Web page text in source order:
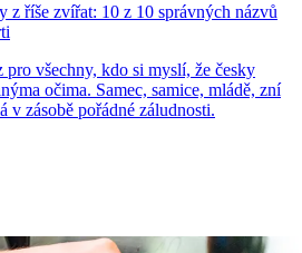
z říše zvířat: 10 z 10 správných názvů
všechny, kdo si myslí, že česky
očima. Samec, samice, mládě, zní
v zásobě pořádné záludnosti.